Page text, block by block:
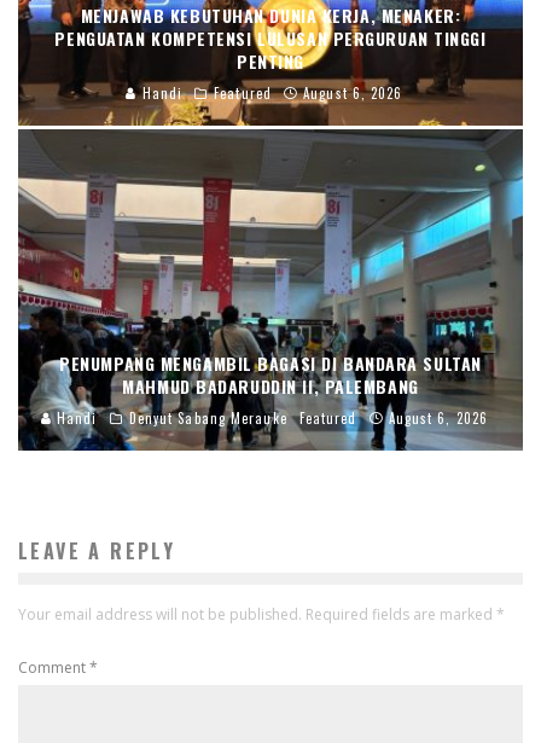
MENJAWAB KEBUTUHAN DUNIA KERJA, MENAKER:
PENGUATAN KOMPETENSI LULUSAN PERGURUAN TINGGI
PENTING
Handi Featured August 6, 2026
PENUMPANG MENGAMBIL BAGASI DI BANDARA SULTAN
MAHMUD BADARUDDIN II, PALEMBANG
Handi Denyut Sabang Merauke Featured August 6, 2026
LEAVE A REPLY
Your email address will not be published. Required fields are marked *
Comment*